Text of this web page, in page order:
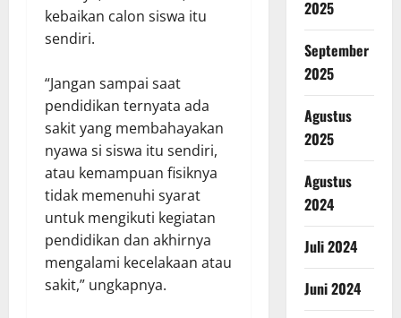
kebaikan calon siswa itu
sendiri.
“Jangan sampai saat
pendidikan ternyata ada
sakit yang membahayakan
nyawa si siswa itu sendiri,
atau kemampuan fisiknya
tidak memenuhi syarat
untuk mengikuti kegiatan
pendidikan dan akhirnya
mengalami kecelakaan atau
sakit,” ungkapnya.
2025
September
2025
Agustus
2025
Agustus
2024
Juli 2024
Juni 2024